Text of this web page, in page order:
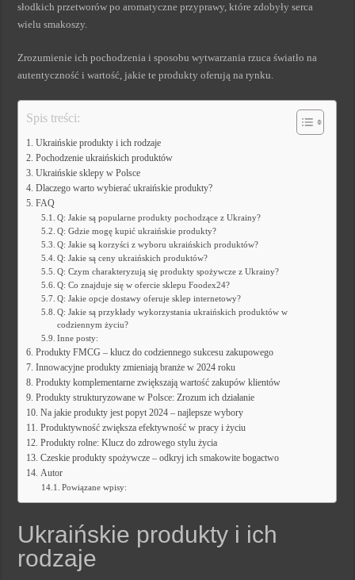
słodkich przetworów po aromatyczne przyprawy, które zdobyły serca
wielu smakoszy.
Zrozumienie ich pochodzenia i sposobu wytwarzania rzuca światło na
autentyczność i wartość, jakie te produkty oferują na rynku.
Spis treści:
Ukraińskie produkty i ich rodzaje
Pochodzenie ukraińskich produktów
Ukraińskie sklepy w Polsce
Dlaczego warto wybierać ukraińskie produkty?
FAQ
Q: Jakie są popularne produkty pochodzące z Ukrainy?
Q: Gdzie mogę kupić ukraińskie produkty?
Q: Jakie są korzyści z wyboru ukraińskich produktów?
Q: Jakie są ceny ukraińskich produktów?
Q: Czym charakteryzują się produkty spożywcze z Ukrainy?
Q: Co znajduje się w ofercie sklepu Foodex24?
Q: Jakie opcje dostawy oferuje sklep internetowy?
Q: Jakie są przykłady wykorzystania ukraińskich produktów w
codziennym życiu?
Inne posty:
Produkty FMCG – klucz do codziennego sukcesu zakupowego
Innowacyjne produkty zmieniają branże w 2024 roku
Produkty komplementarne zwiększają wartość zakupów klientów
Produkty strukturyzowane w Polsce: Zrozum ich działanie
Na jakie produkty jest popyt 2024 – najlepsze wybory
Produktywność zwiększa efektywność w pracy i życiu
Produkty rolne: Klucz do zdrowego stylu życia
Czeskie produkty spożywcze – odkryj ich smakowite bogactwo
Autor
Powiązane wpisy:
Ukraińskie produkty i ich
rodzaje